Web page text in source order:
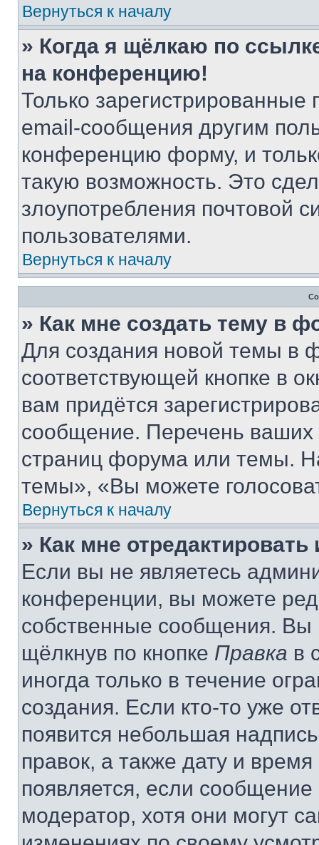
Вернуться к началу
» Когда я щёлкаю по
на конференцию!
Только зарегистрированные
email-сообщения другим
конференцию форму, и
такую возможность. Это
злоупотребления почтовой
пользователями.
Вернуться к началу
» Как мне создать тему в
Для создания новой темы в
соответствующей кнопке в
вам придётся
сообщение. Перечень ваших
страниц форума или темы.
темы», «Вы можете
Вернуться к началу
» Как мне
Если вы не являетесь
конференции, вы можете
собственные сообщения. Вы
щёлкнув по кнопке Правка в
иногда только в течение
создания. Если кто-то уже
появится небольшая
правок, а также дату и
появляется, если
модератор, хотя они могут